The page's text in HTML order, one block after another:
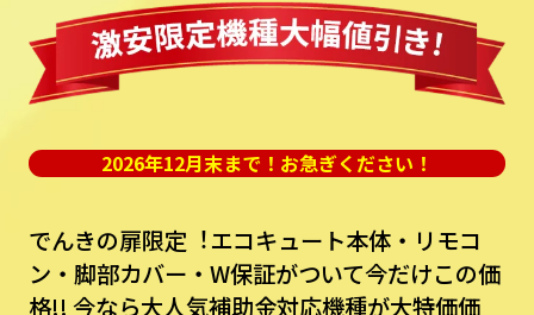
2026年12月末まで！お急ぎください！
でんきの扉限定︕エコキュート本体・リモコ
ン・脚部カバー・W保証がついて今だけこの価
格!! 今なら⼤⼈気補助⾦対応機種が⼤特価価